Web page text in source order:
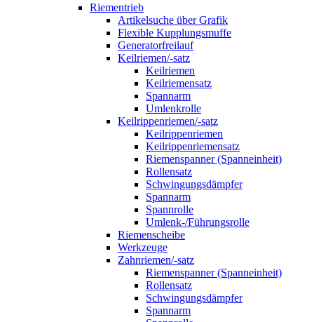
Riementrieb
Artikelsuche über Grafik
Flexible Kupplungsmuffe
Generatorfreilauf
Keilriemen/-satz
Keilriemen
Keilriemensatz
Spannarm
Umlenkrolle
Keilrippenriemen/-satz
Keilrippenriemen
Keilrippenriemensatz
Riemenspanner (Spanneinheit)
Rollensatz
Schwingungsdämpfer
Spannarm
Spannrolle
Umlenk-/Führungsrolle
Riemenscheibe
Werkzeuge
Zahnriemen/-satz
Riemenspanner (Spanneinheit)
Rollensatz
Schwingungsdämpfer
Spannarm